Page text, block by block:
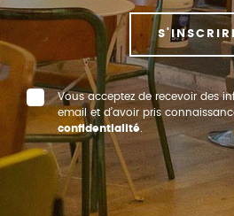
Vous acceptez de recevoir des
email et d’avoir pris
confidentialité